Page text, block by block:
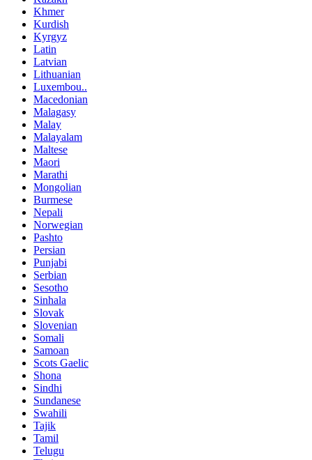
Khmer
Kurdish
Kyrgyz
Latin
Latvian
Lithuanian
Luxembou..
Macedonian
Malagasy
Malay
Malayalam
Maltese
Maori
Marathi
Mongolian
Burmese
Nepali
Norwegian
Pashto
Persian
Punjabi
Serbian
Sesotho
Sinhala
Slovak
Slovenian
Somali
Samoan
Scots Gaelic
Shona
Sindhi
Sundanese
Swahili
Tajik
Tamil
Telugu